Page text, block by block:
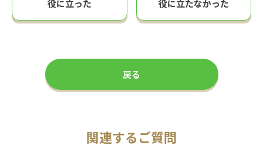
役に立った 役に立たなかった
戻る
関連するご質問